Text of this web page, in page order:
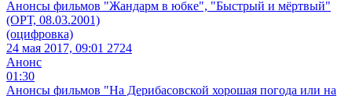
Анонсы фильмов "Жандарм в юбке", "Быстрый и мёртвый"
(ОРТ, 08.03.2001)
(оцифровка)
24 мая 2017, 09:01 2724
Анонс
01:30
Анонсы фильмов "На Дерибасовской хорошая погода или на